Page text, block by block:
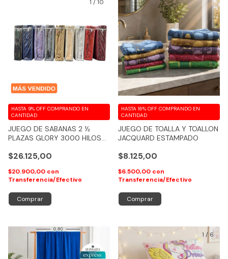
1 / 10
JUEGO DE SABANAS 2 ½
PLAZAS GLORY 3000 HILOS
$26.125,00
HASTA 9% OFF COMPRANDO EN
CANTIDAD
$20.900,00 con
Transferencia/Efectivo
Comprar
JUEGO DE TOALLA Y TOALLON
JACQUARD ESTAMPADO
$8.125,00
HASTA 16% OFF COMPRANDO EN
CANTIDAD
$6.500,00 con
Transferencia/Efectivo
1 / 6